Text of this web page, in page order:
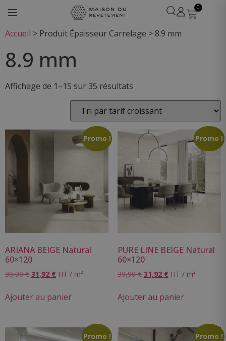
0
Accueil > Produit Épaisseur Carrelage > 8.9 mm
8.9 mm
Affichage de 1–15 sur 35 résultats
Promo !
ARIANA BEIGE Natural
60×120
39,90€ 31,92 € HT / m²
Ajouter au panier
Promo !
PURE LINE BEIGE Natural
60×120
39,90€ 31,92 € HT / m²
Ajouter au panier
Promo ! Promo !
· Experte revêtements